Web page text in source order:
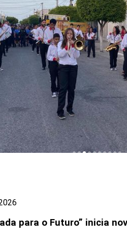
para o Futuro” inicia